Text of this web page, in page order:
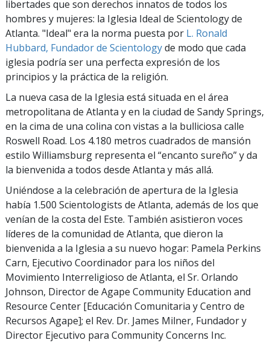
libertades que son derechos innatos de todos los
hombres y mujeres: la Iglesia Ideal de Scientology de
Atlanta. "Ideal" era la norma puesta por L. Ronald
Hubbard, Fundador de Scientologyde modo que cada
iglesia podría ser una perfecta expresión de los
principios y la práctica de la religión.
La nueva casa de la Iglesia está situada en el área
metropolitana de Atlanta y en la ciudad de Sandy Springs,
en la cima de una colina con vistas a la bulliciosa calle
Roswell Road. Los 4.180 metros cuadrados de mansión
estilo Williamsburg representa el “encanto sureño” y da
la bienvenida a todos desde Atlanta y más allá.
Uniéndose a la celebración de apertura de la Iglesia
había 1.500 Scientologists de Atlanta, además de los que
venían de la costa del Este. También asistieron voces
líderes de la comunidad de Atlanta, que dieron la
bienvenida a la Iglesia a su nuevo hogar: Pamela Perkins
Carn, Ejecutivo Coordinador para los niños del
Movimiento Interreligioso de Atlanta, el Sr. Orlando
Johnson, Director de Agape Community Education and
Resource Center [Educación Comunitaria y Centro de
Recursos Agape]; el Rev. Dr. James Milner, Fundador y
Director Ejecutivo para Community Concerns Inc.